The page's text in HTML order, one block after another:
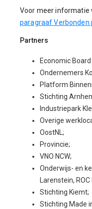
Voor meer informatie
paragraaf Verbonden
Partners
Economic
Ondernemers
Platform
Stichting
Industriepark
Overige
OostNL;
Provincie;
VNO NCW;
Onderwijs- en
Larenstein,
Stichting Kiemt;
Stichting Made